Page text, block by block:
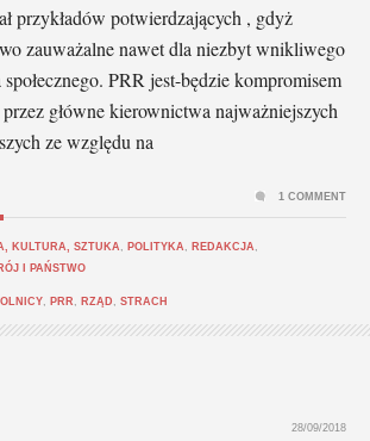
przykładów potwierdzających , gdyż
zauważalne nawet dla niezbyt wnikliwego
PRR jest-będzie kompromisem
główne kierownictwa najważniejszych
ze względu na
KULTURA, SZTUKA POLITYKA REDAKCJA
I PAŃSTWO
PRR RZĄD STRACH
1 COMMENT
28/09/2018